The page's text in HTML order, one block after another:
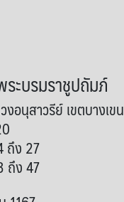
ะบรมราชูปถัมภ์
อนุสาวรีย์ เขตบางเขน
ถึง 27
ถึง 47